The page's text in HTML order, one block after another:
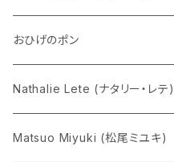
Eddie パンダ
クマちゃん
ケロペチーノ
おひげのポン
Nathalie Lete (ナタリー・レテ)
Matsuo Miyuki (松尾ミユキ)